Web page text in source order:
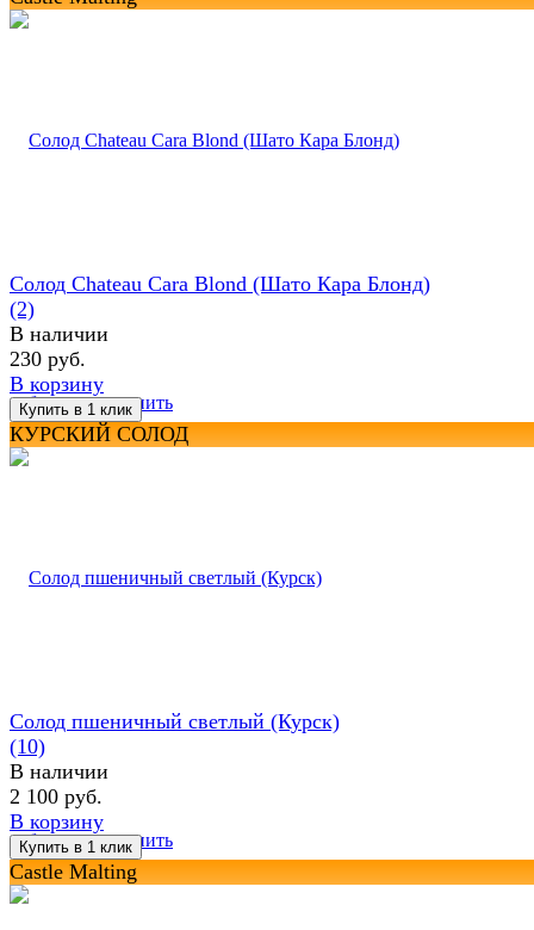
избранное сравнить
Солод Chateau Cara Blond (Шато Кара Блонд)
(2)
В наличии
230 руб.
В корзину
КУРСКИЙ СОЛОД
избранное сравнить
Солод пшеничный светлый (Курск)
(10)
В наличии
2 100 руб.
В корзину
Castle Malting